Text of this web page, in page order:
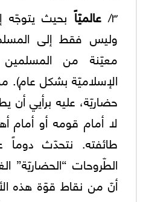
٣/ عالميّاًبحيث يتوجّه
وليس فقط إلى
معيّنة من المسلمين
الإسلاميّة بشكل عام).
حضاريّة، عليه برأيي أن
لا أمام قومه أو أمام
طائفته. نتحدّث دوماً
الطّروحات “الحضاريّة”
أنّ من نقاط قوّة هذه